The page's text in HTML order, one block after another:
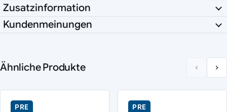
Zusatzinformation
Kundenmeinungen
Ähnliche Produkte
PRE PRE